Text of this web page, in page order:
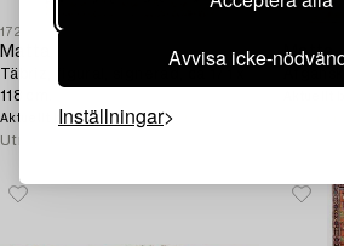
Avvisa icke-
Inställningar
1726495
Matta,
Täbriz, figural, signerad, ca 171 x
118 cm.
Aktuellt bud2 500 SEK
Utropspris
Matta,